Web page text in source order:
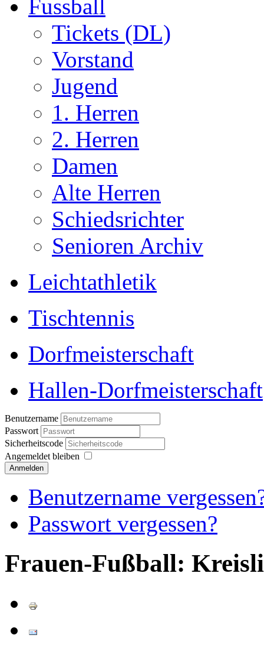
Fussball
Tickets (DL)
Vorstand
Jugend
1. Herren
2. Herren
Damen
Alte Herren
Schiedsrichter
Senioren Archiv
Leichtathletik
Tischtennis
Dorfmeisterschaft
Hallen-Dorfmeisterschaft
Benutzername
Passwort
Sicherheitscode
Angemeldet bleiben
Anmelden
Benutzername
Passwort vergessen?
Frauen-Fußball: